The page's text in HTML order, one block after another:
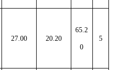
27.00 20.20
65.2
0
5